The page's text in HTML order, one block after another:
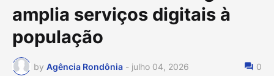
amplia serviços digitais à
população
by Agência Rondônia - julho 04, 2026 0